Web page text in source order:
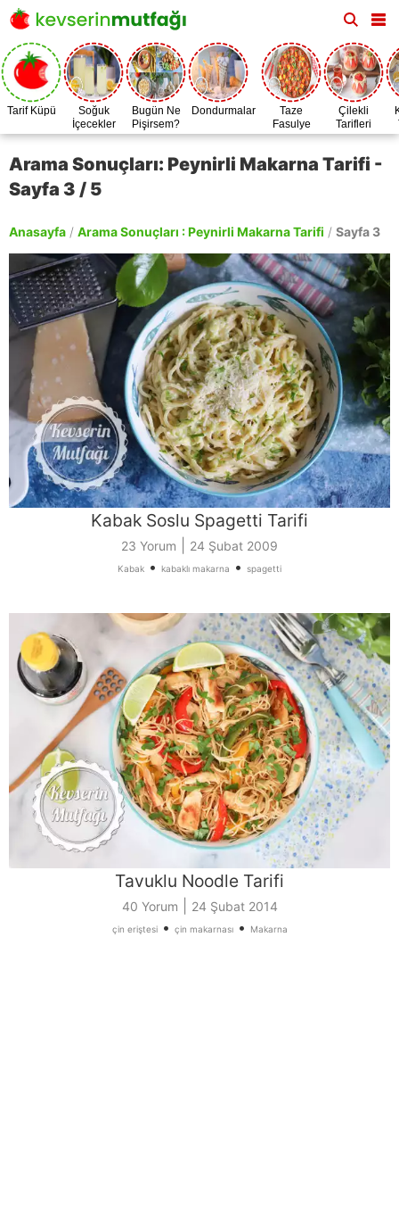
Tarif Küpü
Soğuk
İçecekler
Bugün Ne
Pişirsem?
Dondurmalar
Taze
Fasulye
Zamanı
Çilekli
Tarifleri
Arama Sonuçları: Peynirli Makarna Tarifi -
Sayfa 3 / 5
Anasayfa / Arama Sonuçları : Peynirli Makarna Tarifi / Sayfa 3
Kabak Soslu Spagetti Tarifi
23 Yorum 24 Şubat 2009
Kabak • kabaklı makarna • spagetti
Tavuklu Noodle Tarifi
40 Yorum 24 Şubat 2014
çin eriştesi• çin makarnası• Makarna